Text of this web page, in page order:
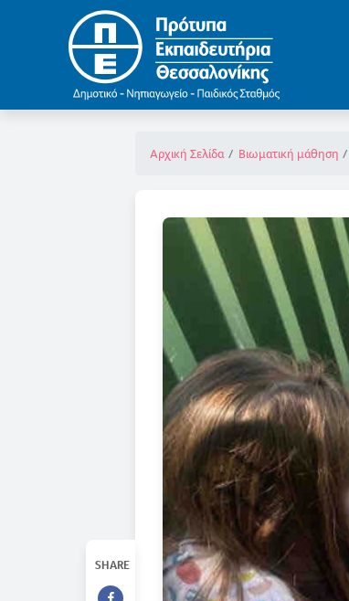
Αρχική Σελίδα Βιωματική μάθηση
SHARE